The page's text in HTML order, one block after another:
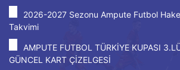
2026-2027 Sezonu Ampute Futbol
Takvimi
AMPUTE FUTBOL TÜRKİYE KUPASI
GÜNCEL KART ÇİZELGESİ